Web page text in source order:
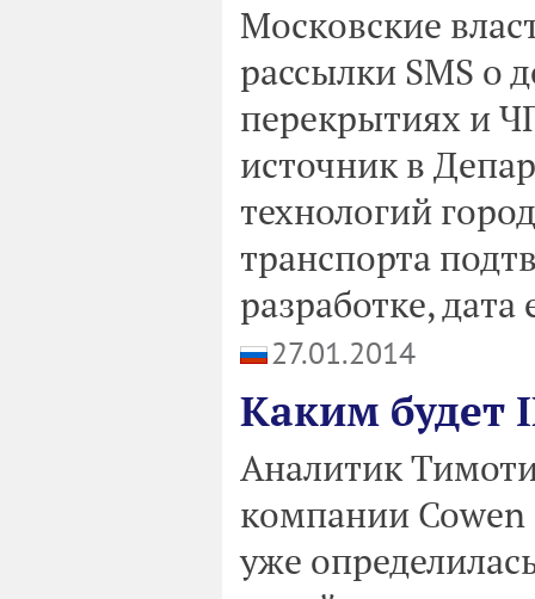
Московские
рассылки SMS о
перекрытиях и
источник в
технологий
транспорта
разработке, дата
27.01.2014
Каким будет
Аналитик
компании Cowen
уже